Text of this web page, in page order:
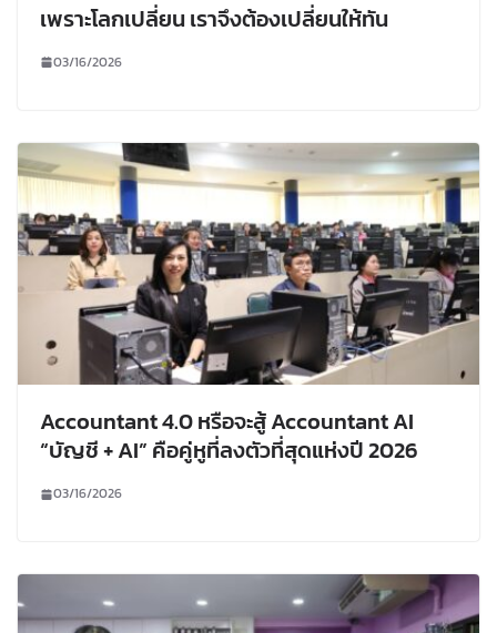
เพราะโลกเปลี่ยน เราจึงต้องเปลี่ยนให้ทัน
03/16/2026
Accountant 4.0 หรือจะสู้ Accountant AI
“บัญชี + AI” คือคู่หูที่ลงตัวที่สุดแห่งปี 2026
03/16/2026